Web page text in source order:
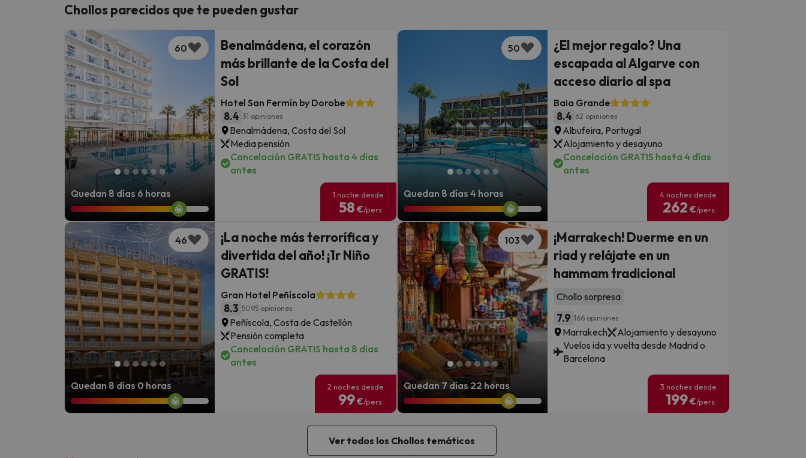
Chollos parecidos que te pueden gustar
Quedan 8 días 6 horas
60
Benalmádena, el corazón
más brillante de la Costa del
Sol
Hotel San Fermín by Dorobe
8.4 31 opiniones
Benalmádena, Costa del Sol
Media pensión
Cancelación GRATIS hasta 4 días
antes
1 noche desde
58 €/pers.
Quedan 8 días 4 horas
50
¿El mejor regalo? Una
escapada al Algarve con
acceso diario al spa
Baia Grande
8.4 62 opiniones
Albufeira, Portugal
Alojamiento y desayuno
Cancelación GRATIS hasta 4 días
antes
4 noches desde
262 €/pers.
Quedan 8 días 0 horas
46
¡La noche más terrorífica y
divertida del año! ¡1r Niño
GRATIS!
Gran Hotel Peñíscola
8.3 5095 opiniones
Peñíscola, Costa de Castellón
Pensión completa
Cancelación GRATIS hasta 8 días
antes
2 noches desde
99€/pers.
Quedan 7 días 22 horas
103
¡Marrakech! Duerme en un
riad y relájate en un
hammam tradicional
Chollo sorpresa
7.9 166 opiniones
Marrakech
Alojamiento y desayuno
Vuelos ida y vuelta desde Madrid o
Barcelona
3 noches desde
199€/pers.
Ver todos los Chollos temáticos